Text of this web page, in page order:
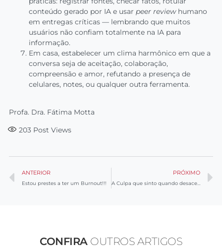
conteúdo gerado por IA e usar peer reviewhumano
em entregas críticas — lembrando que muitos
usuários não confiam totalmente na IA para
informação.
Em casa, estabelecer um clima harmônico em que a
conversa seja de aceitação, colaboração,
compreensão e amor, refutando a presença de
celulares, notes, ou qualquer outra ferramenta.
Profa. Dra. Fátima Motta
203 Post Views
ANTERIOR
Estou prestes a ter um Burnout!!!
PRÓXIMO
A Culpa que sinto quando desacelero
CONFIRA OUTROS ARTIGOS